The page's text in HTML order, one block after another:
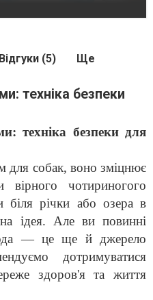
Відгуки (5) Ще
техніка безпеки
техніка безпеки для
для собак, воно зміцнює
вірного чотириногого
біля річки або озера в
ідея. Але ви повинні
— це ще й джерело
дотримуватися
здоров'я та життя